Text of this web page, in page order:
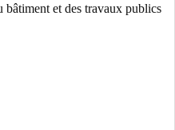
du bâtiment et des travaux